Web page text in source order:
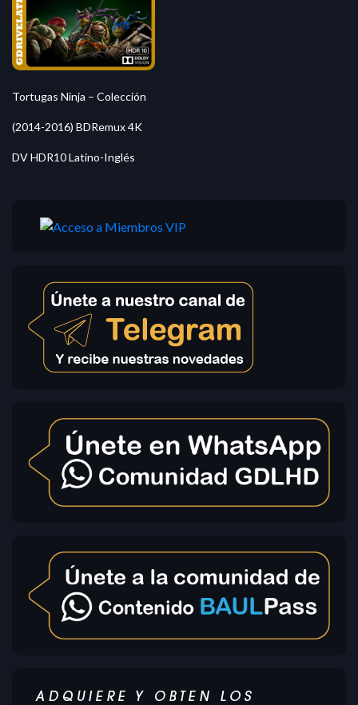
Tortugas Ninja – Colección
(2014-2016) BDRemux 4K
DV HDR10 Latino-Inglés